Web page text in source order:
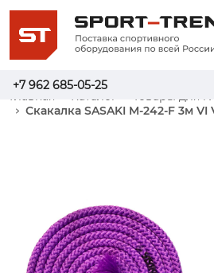
+7 962 685-05-25
Главная Каталог
Товары для
Скакалка SASAKI M-242-F 3м VI